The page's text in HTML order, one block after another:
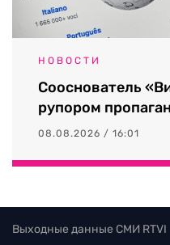
НОВОСТИ
Сооснователь
рупором
08.08.2026 / 16:01
Выходные данные СМИ RTVI